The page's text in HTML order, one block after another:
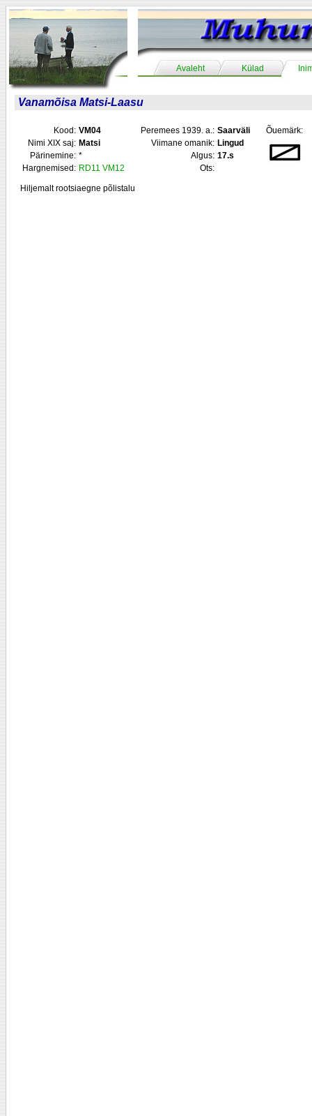
Avaleht Külad
Vanamõisa Matsi-Laasu
Kood: VM04 Peremees 1939. a.: Saarväli
Õuemärk:
Nimi XIX saj: Matsi Viimane omanik: Lingud
Pärinemine: * Algus: 17.s
Hargnemised: RD11 VM12 Ots:
Hiljemalt rootsiaegne põlistalu